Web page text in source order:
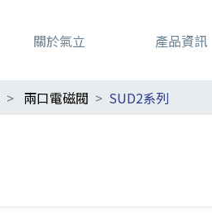
關於氣立 產品資訊
兩口電磁閥 SUD2系列